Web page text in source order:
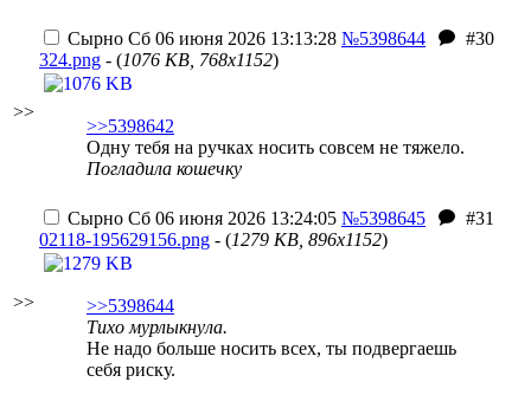
>>
Сырно Сб 06 июня 2026 13:13:28 №5398644
#30
324.png - (1076 KB, 768x1152)
>>5398642
Одну тебя на ручках носить совсем не тяжело.
Погладила кошечку
>>
Сырно Сб 06 июня 2026 13:24:05 №5398645
#31
02118-195629156.png - (1279 KB, 896x1152)
>>5398644
Тихо мурлыкнула.
Не надо больше носить всех, ты подвергаешь
себя риску.